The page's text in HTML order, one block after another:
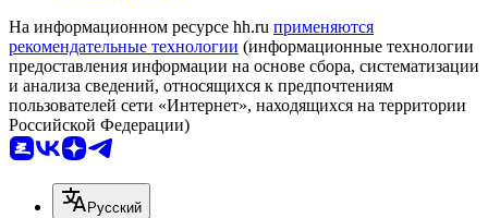
На информационном ресурсе hh.ru применяются
рекомендательные технологии (информационные технологии
предоставления информации на основе сбора, систематизации
и анализа сведений, относящихся к предпочтениям
пользователей сети «Интернет», находящихся на территории
Российской Федерации)
Русский